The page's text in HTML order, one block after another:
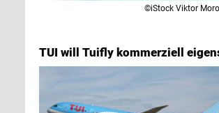
©iStock Viktor
TUI will Tuifly kommerziell